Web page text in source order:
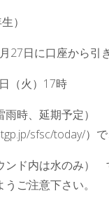
）
27日に口座から引
（火）17時
時、延期予定）
sfsc/today/）
ンド内は水のみ）
ご注意下さい。